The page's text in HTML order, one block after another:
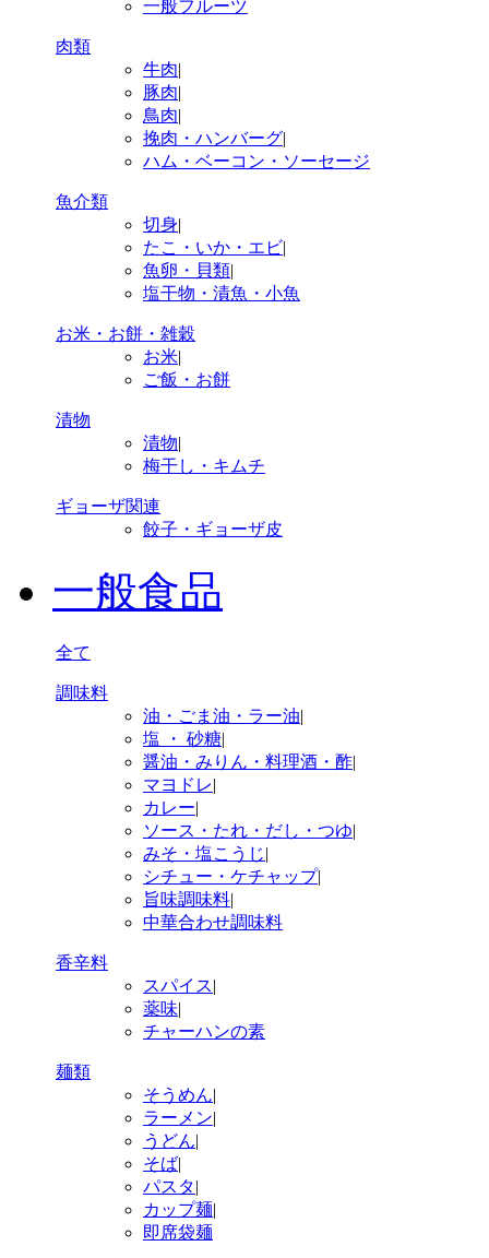
一般フルーツ
肉類
牛肉|
豚肉|
鳥肉|
挽肉・ハンバーグ|
ハム・ベーコン・ソーセージ
魚介類
切身|
たこ・いか・エビ|
魚卵・貝類|
塩干物・漬魚・小魚
お米・お餅・雑穀
お米|
ご飯・お餅
漬物
漬物|
梅干し・キムチ
ギョーザ関連
餃子・ギョーザ皮
一般食品
全て
調味料
油・ごま油・ラー油|
塩 ・ 砂糖|
醤油・みりん・料理酒・酢|
マヨドレ|
カレー|
ソース・たれ・だし・つゆ|
みそ・塩こうじ|
シチュー・ケチャップ|
旨味調味料|
中華合わせ調味料
香辛料
スパイス|
薬味|
チャーハンの素
麺類
そうめん|
ラーメン|
うどん|
そば|
パスタ|
カップ麺|
即席袋麺